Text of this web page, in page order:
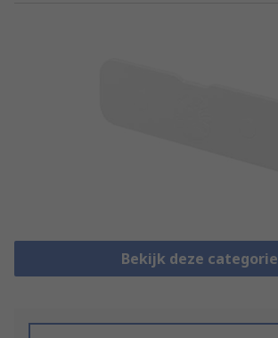
Bekijk deze categorie